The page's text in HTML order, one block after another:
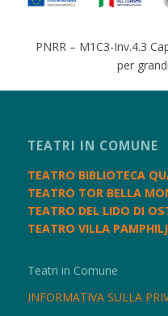
PNRR – M1C3-Inv.4.3
per
TEATRI IN COMUNE
TEATRO BIBLIOTECA
TEATRO TOR BELLA
TEATRO DEL LIDO DI
TEATRO VILLA PAMPHILJ
Teatri in Comune
INFORMATIVA SULLA